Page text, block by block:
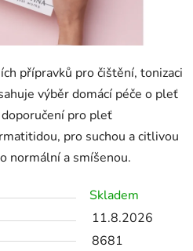
přípravků pro čištění, tonizaci
výběr domácí péče o pleť
pro pleť
pro suchou a citlivou
normální a smíšenou.
Skladem
11.8.2026
8681